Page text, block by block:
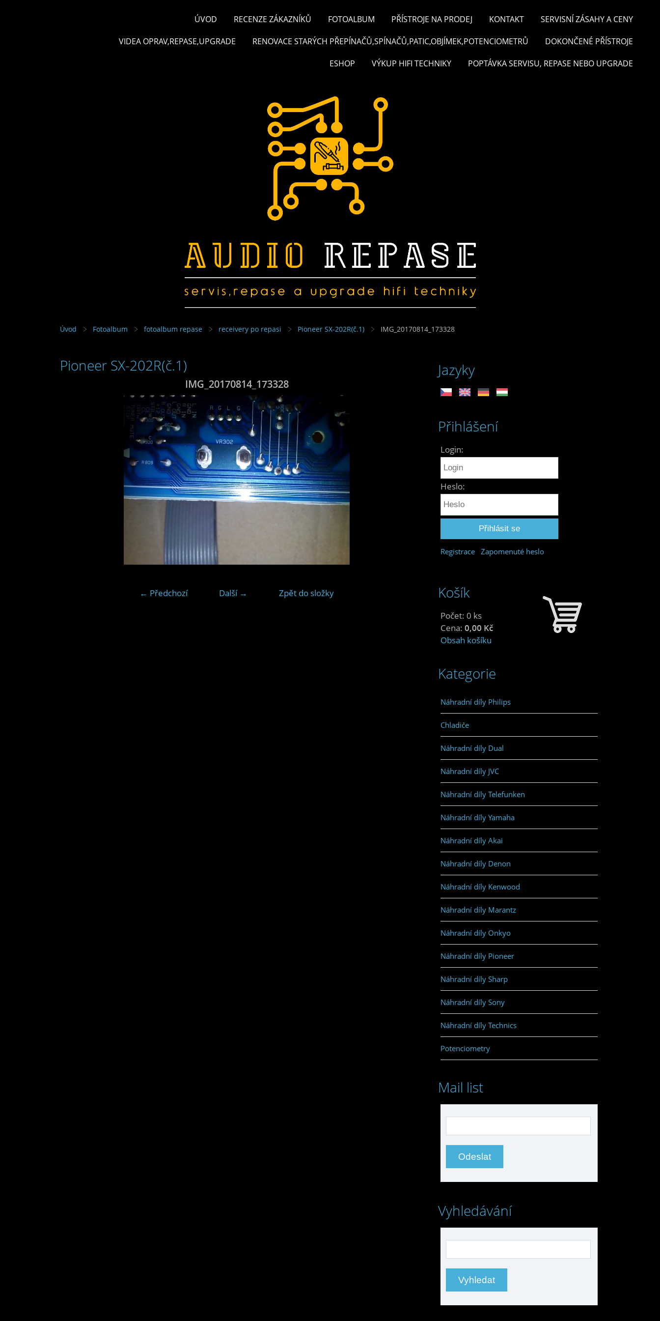
ÚVOD RECENZE ZÁKAZNÍKŮ FOTOALBUM PŘÍSTROJE NA PRODEJ KONTAKT SERVISNÍ ZÁSAHY A CENY
VIDEA OPRAV,REPASE,UPGRADE RENOVACE STARÝCH PŘEPÍNAČŮ,SPÍNAČŮ,PATIC,OBJÍMEK,POTENCIOMETRŮ DOKONČENÉ PŘÍSTROJE
ESHOP VÝKUP HIFI TECHNIKY POPTÁVKA SERVISU, REPASE NEBO UPGRADE
Úvod Fotoalbum fotoalbum repase receivery po repasi Pioneer SX-202R(č.1) IMG_20170814_173328
Pioneer SX-202R(č.1)
IMG_20170814_173328
← Předchozí Další → Zpět do složky
Jazyky
Přihlášení
Login:
Heslo:
Registrace Zapomenuté heslo
Košík
Počet: 0 ks
Cena: 0,00 Kč
Obsah košíku
Kategorie
Náhradní díly Philips
Chladiče
Náhradní díly Dual
Náhradní díly JVC
Náhradní díly Telefunken
Náhradní díly Yamaha
Náhradní díly Akai
Náhradní díly Denon
Náhradní díly Kenwood
Náhradní díly Marantz
Náhradní díly Onkyo
Náhradní díly Pioneer
Náhradní díly Sharp
Náhradní díly Sony
Náhradní díly Technics
Potenciometry
Mail list
Vyhledávání